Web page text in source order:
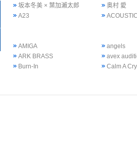
坂本冬美 × 葉加瀨太郎
奥村 愛
A23
AMIGA
angels
ARK BRASS
avex
Burn-In
Calm A